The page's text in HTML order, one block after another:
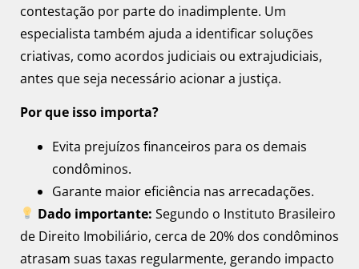
contestação por parte do inadimplente. Um
especialista também ajuda a identificar soluções
criativas, como acordos judiciais ou extrajudiciais,
antes que seja necessário acionar a justiça.
Por que isso importa?
Evita prejuízos financeiros para os demais
condôminos.
Garante maior eficiência nas arrecadações.
Dado importante: Segundo o Instituto Brasileiro
de Direito Imobiliário, cerca de 20% dos condôminos
atrasam suas taxas regularmente, gerando impacto